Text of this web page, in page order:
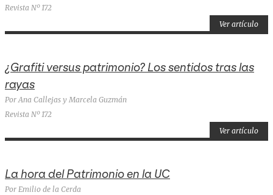
Revista Nº 172
Ver artículo
¿Grafiti versus patrimonio? Los sentidos tras las
rayas
Por Ana Callejas y Marcela Guzmán
Revista Nº 172
Ver artículo
La hora del Patrimonio en la UC
Por Emilio de la Cerda